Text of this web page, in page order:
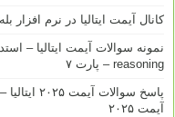
کانال آیمت ایتالیا در نرم افزار
reasoning – پارت ۷
آیمت ۲۰۲۵